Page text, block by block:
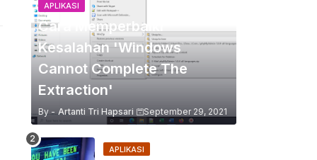
APLIKASI
Cara Memperbaiki
Kesalahan 'Windows
Cannot Complete The
Extraction'
By - Artanti Tri Hapsari September 29, 2021
APLIKASI